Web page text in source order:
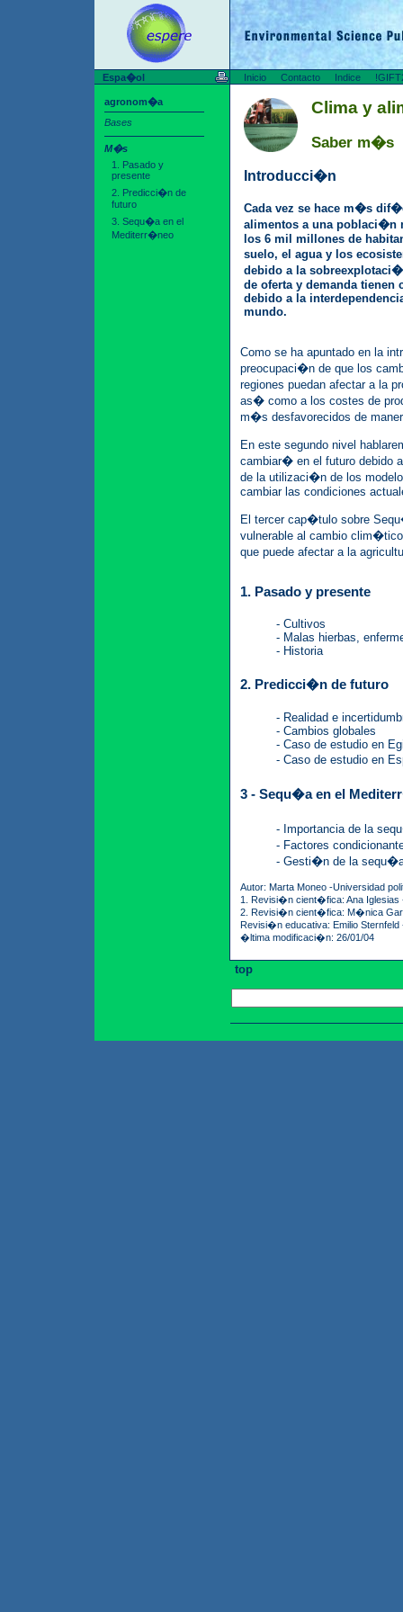
Espa�ol Inicio Contacto Indice
agronom�a
Bases
M�s
1. Pasado y
presente
2. Predicci�n de
futuro
3. Sequ�a en el
Mediterr�neo
Clima y
Saber m�s
Introducci�n
Cada vez se hace m�s
alimentos a una poblaci�n
los 6 mil millones de
suelo, el agua y los
debido a la
de oferta y demanda tienen
debido a la
mundo.
Como se ha apuntado en la
preocupaci�n de que los
regiones puedan afectar a la
as� como a los costes de
m�s desfavorecidos de
En este segundo nivel
cambiar� en el futuro debido
de la utilizaci�n de los
cambiar las condiciones
El tercer cap�tulo sobre
vulnerable al cambio
que puede afectar a la
1. Pasado y presente
- Cultivos
- Malas hierbas,
- Historia
2. Predicci�n de futuro
- Realidad e
- Cambios globales
- Caso de estudio en
- Caso de estudio en
3 - Sequ�a en el
- Importancia de la
- Factores
- Gesti�n de la
Autor: Marta Moneo -Universidad
1. Revisi�n cient�fica: Ana
2. Revisi�n cient�fica: M�nica
Revisi�n educativa: Emilio
�ltima modificaci�n: 26/01/04
top